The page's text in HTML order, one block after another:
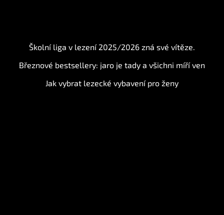
Školní liga v lezení 2025/2026 zná své vítěze.
Březnové bestsellery: jaro je tady a všichni míří ven
Jak vybrat lezecké vybavení pro ženy